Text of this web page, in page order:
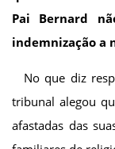
Pai Bernard
indemnização a
No que diz
tribunal alegou
afastadas das